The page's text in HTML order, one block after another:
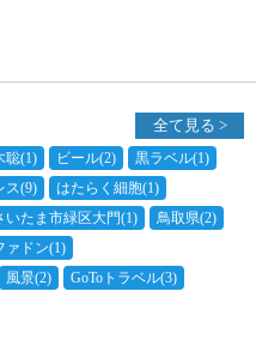
全て見る >
聡(1) ビール(2) 黒ラベル(1)
ス(9) はたらく細胞(1)
いたま市緑区大門(1) 鳥取県(2)
ァドン(1)
風景(2) GoToトラベル(3)